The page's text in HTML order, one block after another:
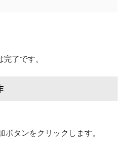
了です。
タンをクリックします。